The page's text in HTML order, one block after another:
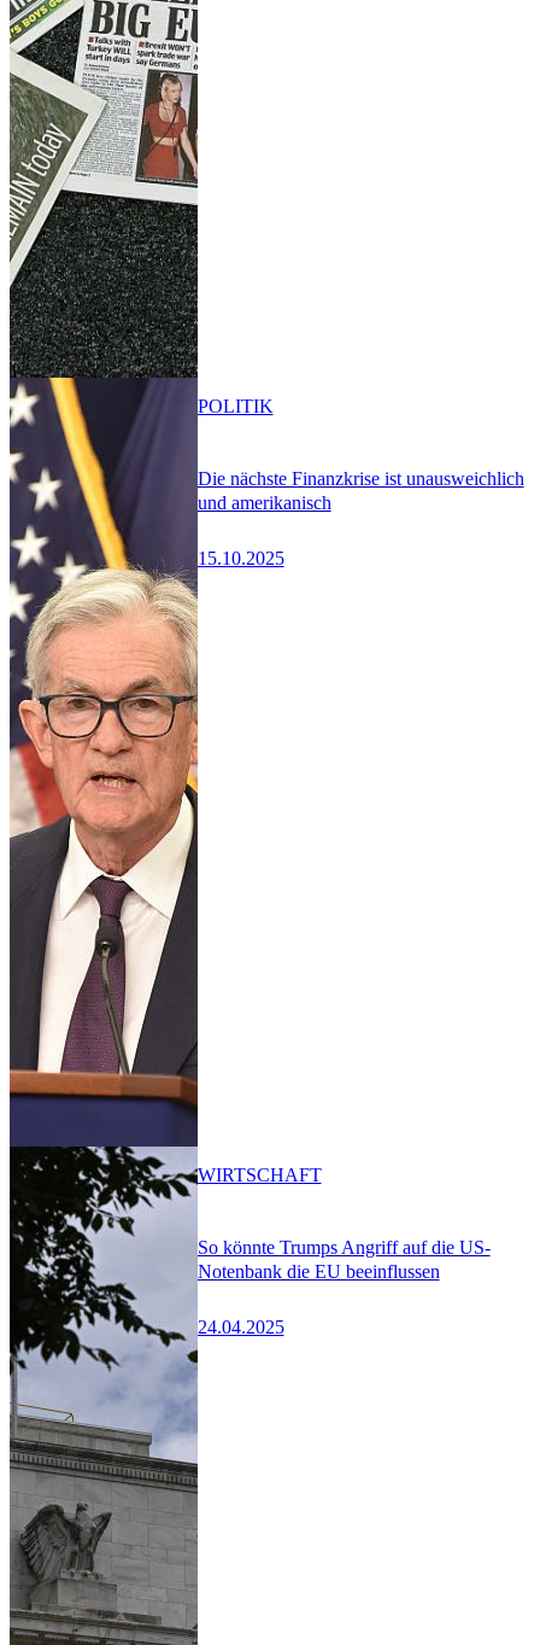
Die nächste Finanzkrise ist unausweichlich
und amerikanisch
15.10.2025
POLITIK
So könnte Trumps Angriff auf die US-
Notenbank die EU beeinflussen
24.04.2025
WIRTSCHAFT